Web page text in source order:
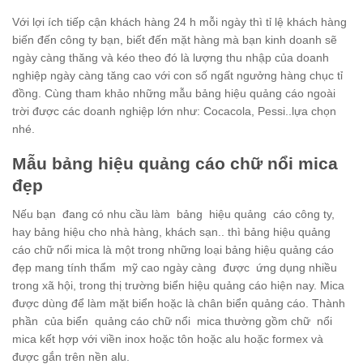
Với lợi ích tiếp cận khách hàng 24 h mỗi ngày thì tỉ lệ khách hàng
biến đến công ty bạn, biết đến mặt hàng mà bạn kinh doanh sẽ
ngày càng thăng và kéo theo đó là lượng thu nhập của doanh
nghiệp ngày càng tăng cao với con số ngất ngưởng hàng chục tỉ
đồng. Cùng tham khảo những mẫu bảng hiệu quảng cáo ngoài
trời được các doanh nghiệp lớn như: Cocacola, Pessi..lựa chọn
nhé.
Mẫu bảng hiệu quảng cáo chữ nổi mica
đẹp
Nếu bạn đang có nhu cầu làm bảng hiệu quảng cáo công ty,
hay bảng hiệu cho nhà hàng, khách sạn.. thì bảng hiệu quảng
cáo chữ nổi mica là một trong những loại bảng hiệu quảng cáo
đẹp mang tính thẩm mỹ cao ngày càng được ứng dụng nhiều
trong xã hội, trong thị trường biển hiệu quảng cáo hiện nay. Mica
được dùng để làm mặt biển hoặc là chân biển quảng cáo. Thành
phần của biển quảng cáo chữ nổi mica thường gồm chữ nổi
mica kết hợp với viền inox hoặc tôn hoặc alu hoặc formex và
được gắn trên nền alu.